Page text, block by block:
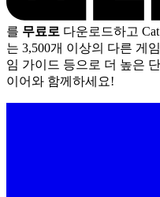
를 무료로 다운로드하고
는 3,500개 이상의 다른 게
임 가이드 등으로 더 높은
이어와 함께하세요!